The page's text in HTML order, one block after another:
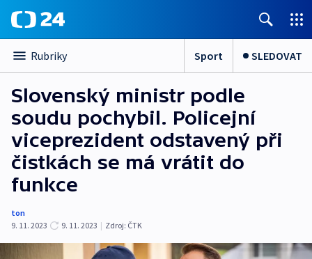
Rubriky Sport SLEDOVAT
Slovenský ministr podle
soudu pochybil. Policejní
viceprezident odstavený při
čistkách se má vrátit do
funkce
ton
9. 11. 2023
9. 11. 2023 | Zdroj: ČTK